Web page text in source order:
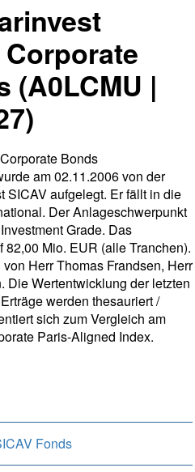
(A0LCMU |
Bonds
am 02.11.2006 von der
SICAV aufgelegt. Er fällt in die
Der Anlageschwerpunkt
Grade. Das
Mio. EUR (alle Tranchen).
Herr Thomas Frandsen, Herr
Die Wertentwicklung der letzten
werden thesauriert /
sich zum Vergleich am
Paris-Aligned Index.
Fonds